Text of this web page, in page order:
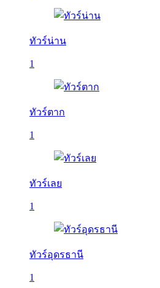
ทัวร์น่าน
1
ทัวร์ตาก
1
ทัวร์เลย
1
ทัวร์อุดรธานี
1